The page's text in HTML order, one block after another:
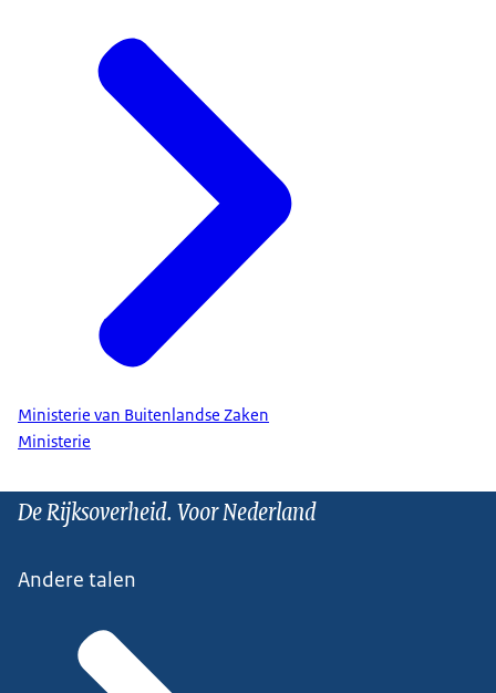
Ministerie van Buitenlandse Zaken
Ministerie
De Rijksoverheid. Voor Nederland
Andere talen